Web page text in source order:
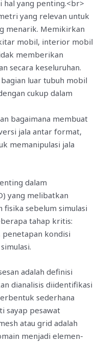
hal yang penting.<br>
yang relevan untuk
menarik. Memikirkan
mobil, interior mobil
memberikan
secara keseluruhan.
luar tubuh mobil
cukup dalam
bagaimana membuat
jala antar format,
memanipulasi jala
dalam
yang melibatkan
fisika sebelum simulasi
tahap kritis:
kondisi
adalah definisi
dianalisis diidentifikasi
sederhana
sayap pesawat
atau grid adalah
menjadi elemen-